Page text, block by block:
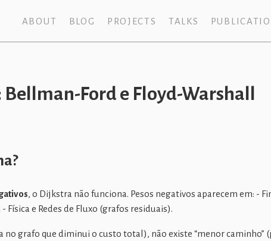
ABOUT BLOG PROJECTS TALKS
Ford e Floyd-Warshall
, o Dijkstra não funciona. Pesos negativos aparecem em: -
Física e Redes de Fluxo (grafos residuais).
no grafo que diminui o custo total), não existe “menor caminho”